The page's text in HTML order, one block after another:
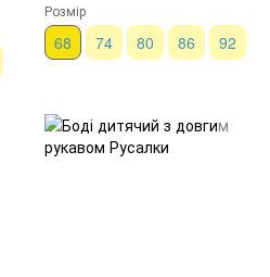
Розмір
68 74 80 86 92